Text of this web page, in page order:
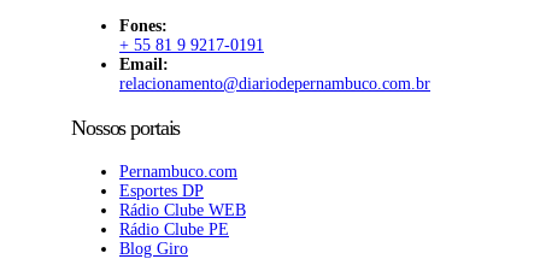
Fones:
+ 55 81 9 9217-0191
Email:
relacionamento@diariodepernambuco.com.br
Nossos portais
Pernambuco.com
Esportes DP
Rádio Clube WEB
Rádio Clube PE
Blog Giro